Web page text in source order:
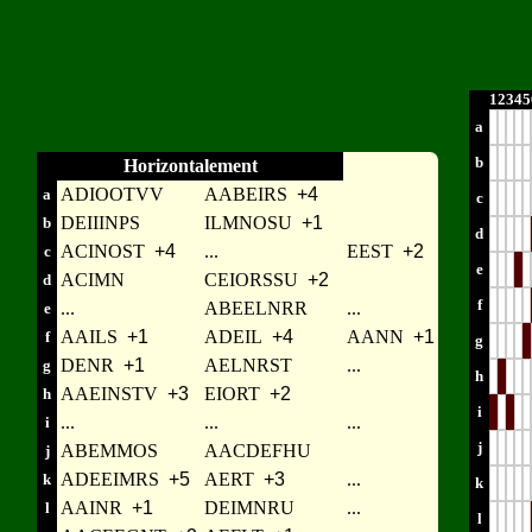
Horizontalement
a ADIOOTVV AABEIRS +4
b DEIIINPS ILMNOSU +1
c ACINOST +4 ... EEST +2
d ACIMN CEIORSSU +2
e ... ABEELNRR ...
f AAILS +1 ADEIL +4 AANN +1
g DENR +1 AELNRST ...
h AAEINSTV +3 EIORT +2
i ... ... ...
j ABEMMOS AACDEFHU
k ADEEIMRS +5 AERT +3 ...
l AAINR +1 DEIMNRU ...
12345
a
b
c
d
e
f
g
h
i
j
k
l